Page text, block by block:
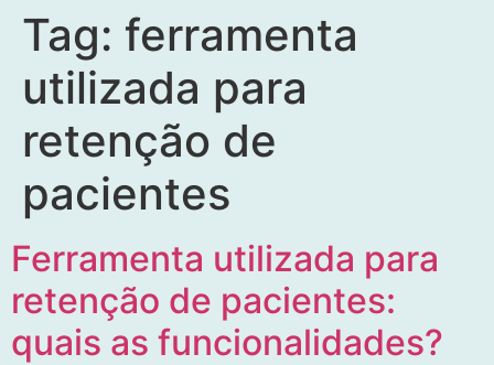
Tag: ferramenta
utilizada para
retenção de
pacientes
Ferramenta utilizada para
retenção de pacientes:
quais as funcionalidades?